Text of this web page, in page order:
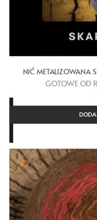
NIĆ METALIZOWANA
GOTOWE OD